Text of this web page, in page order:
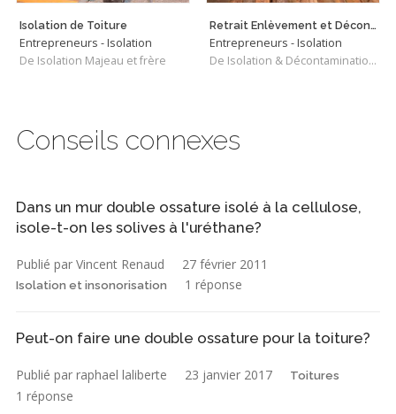
Isolation de Toiture
Entrepreneurs - Isolation
De Isolation Majeau et frère
Retrait Enlèvement et Décontamination de Vermiculite
Entrepreneurs - Isolation
De Isolation & Décontamination SRQ
Conseils connexes
Dans un mur double ossature isolé à la cellulose,
isole-t-on les solives à l'uréthane?
Publié par Vincent Renaud 27 février 2011
Isolation et insonorisation 1 réponse
Peut-on faire une double ossature pour la toiture?
Publié par raphael laliberte 23 janvier 2017 Toitures
1 réponse